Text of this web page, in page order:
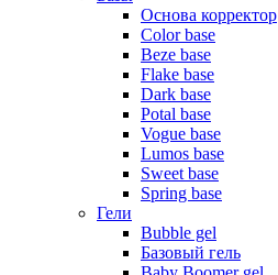
Основа корректор
Color base
Beze base
Flake base
Dark base
Potal base
Vogue base
Lumos base
Sweet base
Spring base
Гели
Bubble gel
Базовый гель